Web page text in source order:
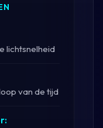
lichtsnelheid
van de tijd